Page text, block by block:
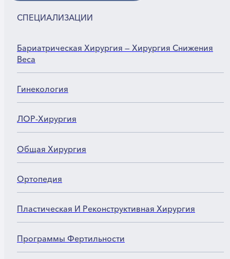
СПЕЦИАЛИЗАЦИИ
Бариатрическая Хирургия — Хирургия Снижения
Веса
Гинекология
ЛОР-Хирургия
Общая Хирургия
Ортопедия
Пластическая И Реконструктивная Хирургия
Программы Фертильности